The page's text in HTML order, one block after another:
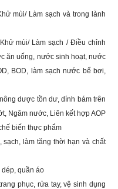
mùi/ Làm sạch và trong lành
mùi/ Làm sạch / Điều chỉnh
ăn uống, nước sinh hoạt, nước
BOD, làm sạch nước bể bơi,
dược tồn dư, dính bám trên
Ngâm nước, Liên kết hợp AOP
biến thực phẩm
làm tăng thời hạn và chất
dép, quần áo
phục, rửa tay, vệ sinh dụng